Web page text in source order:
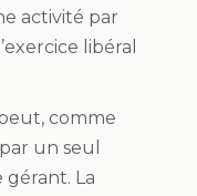
activité par
libéral
comme
un seul
gérant. La